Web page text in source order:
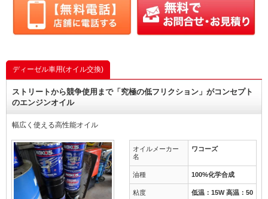
ディーゼル車用(オイル交換)
ストリートから競争使用まで「究極の低フリクション」がコンセプト
のエンジンオイル
幅広く使える高性能オイル
オイルメーカー
名
ワコーズ
油種 100%化学合成
粘度 低温：15W 高温：50